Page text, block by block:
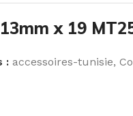
x 19
: accessoires-tunisie,